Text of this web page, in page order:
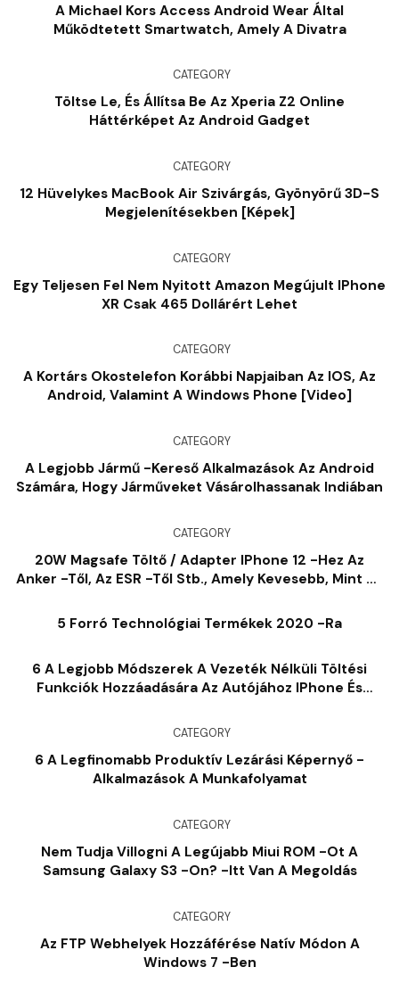
A Michael Kors Access Android Wear Által
Működtetett Smartwatch, Amely A Divatra
CATEGORY
Töltse Le, És Állítsa Be Az Xperia Z2 Online
Háttérképet Az Android Gadget
CATEGORY
12 Hüvelykes MacBook Air Szivárgás, Gyönyörű 3D-S
Megjelenítésekben [képek]
CATEGORY
Egy Teljesen Fel Nem Nyitott Amazon Megújult IPhone
XR Csak 465 Dollárért Lehet
CATEGORY
A Kortárs Okostelefon Korábbi Napjaiban Az IOS, Az
Android, Valamint A Windows Phone [Video]
CATEGORY
A Legjobb Jármű -kereső Alkalmazások Az Android
Számára, Hogy Járműveket Vásárolhassanak Indiában
CATEGORY
20W Magsafe Töltő / Adapter IPhone 12 -hez Az
Anker -től, Az ESR -től Stb., Amely Kevesebb, Mint Az
5 Forró Technológiai Termékek 2020 -ra
6 A Legjobb Módszerek A Vezeték Nélküli Töltési
Funkciók Hozzáadására Az Autójához IPhone És
CATEGORY
6 A Legfinomabb Produktív Lezárási Képernyő -
Alkalmazások A Munkafolyamat
CATEGORY
Nem Tudja Villogni A Legújabb Miui ROM -ot A
Samsung Galaxy S3 -on? -Itt Van A Megoldás
CATEGORY
Az FTP Webhelyek Hozzáférése Natív Módon A
Windows 7 -ben